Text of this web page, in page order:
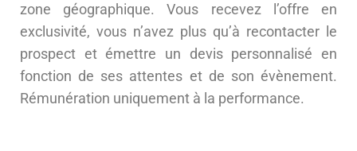
zone géographique. Vous recevez l’offre en
exclusivité, vous n’avez plus qu’à recontacter le
prospect et émettre un devis personnalisé en
fonction de ses attentes et de son évènement.
Rémunération uniquement à la performance.